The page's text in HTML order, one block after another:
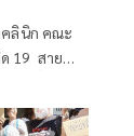
คลินิก คณะ
19 สาย